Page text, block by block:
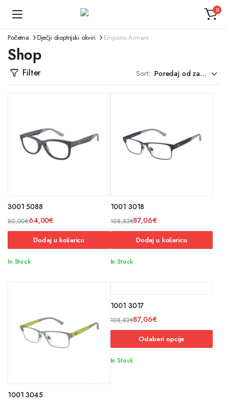
0
Početna Dječji dioptrijski okviri Emporio Armani
Shop
Filter Sort:
3001 5088
80,00€64,00€
Dodaj u košaricu
In Stock
1001 3018
108,83€87,06€
Dodaj u košaricu
In Stock
1001 3045
1001 3017
108,83€87,06€
Odaberi opcije
In Stock